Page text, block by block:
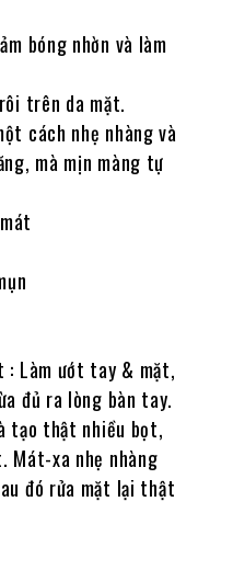
bóng nhờn và làm
trên da mặt.
cách nhẹ nhàng và
mà mịn màng tự
: Làm ướt tay & mặt,
đủ ra lòng bàn tay.
tạo thật nhiều bọt,
Mát-xa nhẹ nhàng
đó rửa mặt lại thật